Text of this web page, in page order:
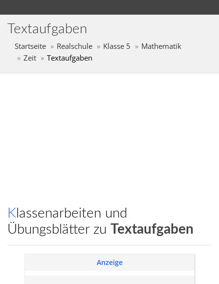
Textaufgaben
Startseite Realschule Klasse 5
Mathematik
Zeit
Textaufgaben
Klassenarbeiten und
Übungsblätter zu Textaufgaben
Anzeige